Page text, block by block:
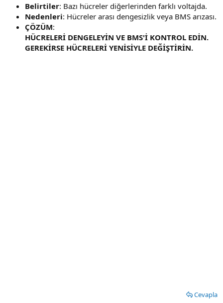
Belirtiler: Bazı hücreler diğerlerinden farklı voltajda.
Nedenleri: Hücreler arası dengesizlik veya BMS arızası.
ÇÖZÜM:
HÜCRELERİ DENGELEYİN VE BMS'İ KONTROL EDİN.
GEREKİRSE HÜCRELERİ YENİSİYLE DEĞİŞTİRİN.
Cevapla